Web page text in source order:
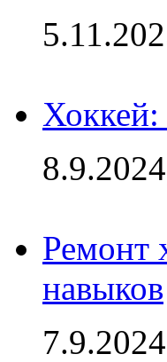
Ремонт
навыков